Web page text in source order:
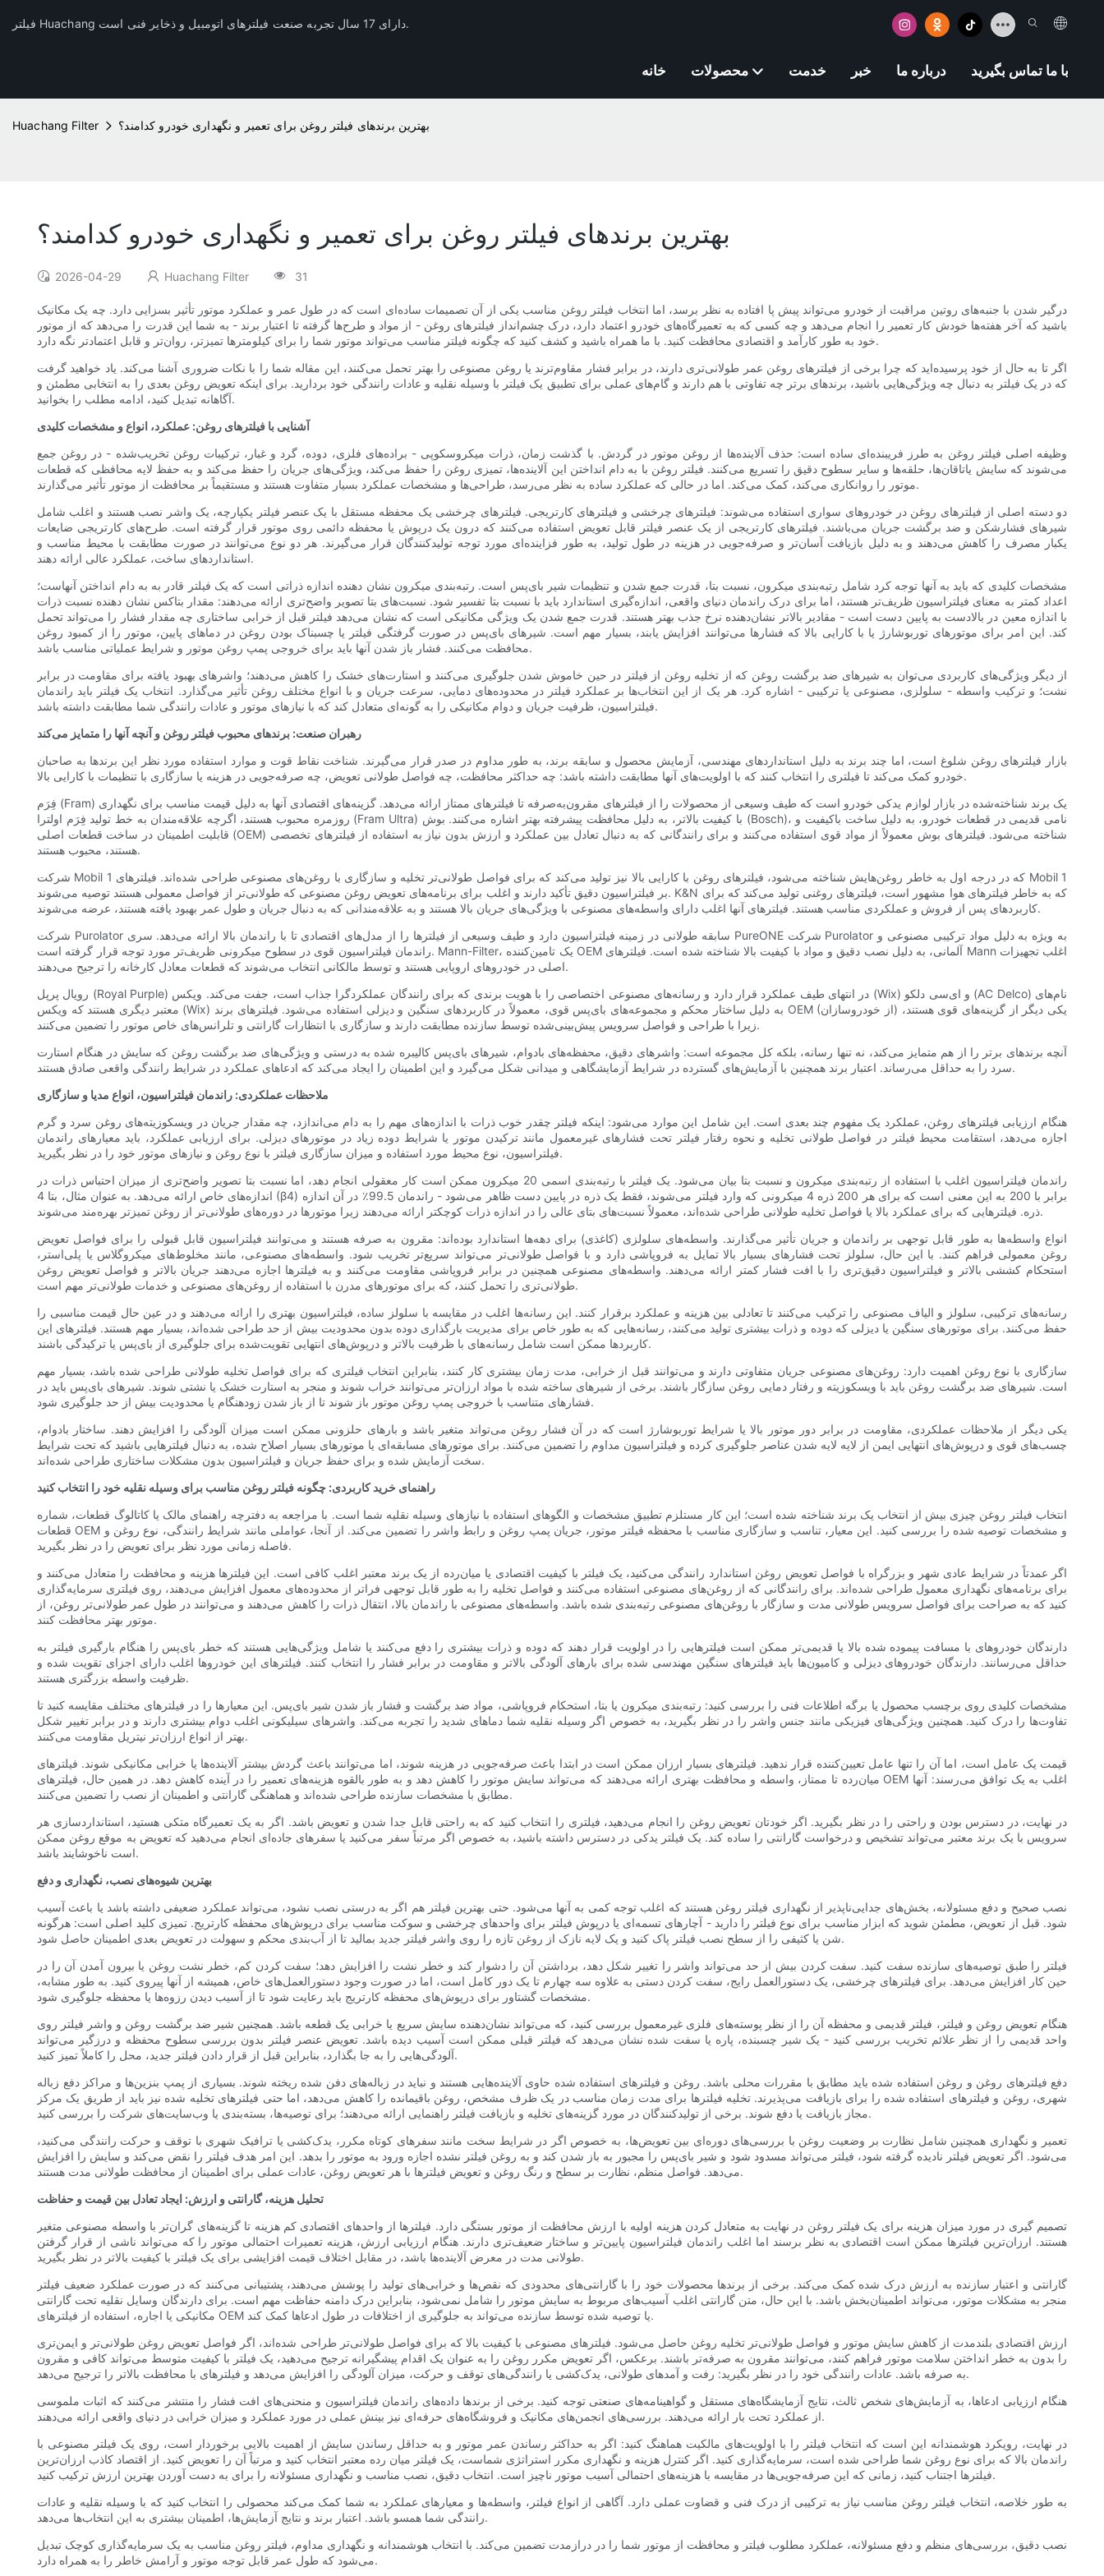
فیلتر Huachang دارای 17 سال تجربه صنعت فیلترهای اتومبیل و ذخایر فنی است.
خانه محصولات خدمت خبر درباره ما با ما تماس بگیرید
Huachang Filter بهترین برندهای فیلتر روغن برای تعمیر و نگهداری خودرو کدامند؟
بهترین برندهای فیلتر روغن برای تعمیر و نگهداری خودرو کدامند؟
2026-04-29 Huachang Filter 31
درگیر شدن با جنبه‌های روتین مراقبت از خودرو می‌تواند پیش پا افتاده به نظر برسد، اما انتخاب فیلتر روغن مناسب یکی از آن تصمیمات ساده‌ای است که در طول عمر و عملکرد موتور تأثیر بسزایی دارد. چه یک مکانیک
باشید که آخر هفته‌ها خودش کار تعمیر را انجام می‌دهد و چه کسی که به تعمیرگاه‌های خودرو اعتماد دارد، درک چشم‌انداز فیلترهای روغن - از مواد و طرح‌ها گرفته تا اعتبار برند - به شما این قدرت را می‌دهد که از موتور
خود به طور کارآمد و اقتصادی محافظت کنید. با ما همراه باشید و کشف کنید که چگونه فیلتر مناسب می‌تواند موتور شما را برای کیلومترها تمیزتر، روان‌تر و قابل اعتمادتر نگه دارد.
اگر تا به حال از خود پرسیده‌اید که چرا برخی از فیلترهای روغن عمر طولانی‌تری دارند، در برابر فشار مقاوم‌ترند یا روغن مصنوعی را بهتر تحمل می‌کنند، این مقاله شما را با نکات ضروری آشنا می‌کند. یاد خواهید گرفت
که در یک فیلتر به دنبال چه ویژگی‌هایی باشید، برندهای برتر چه تفاوتی با هم دارند و گام‌های عملی برای تطبیق یک فیلتر با وسیله نقلیه و عادات رانندگی خود بردارید. برای اینکه تعویض روغن بعدی را به انتخابی مطمئن و
آگاهانه تبدیل کنید، ادامه مطلب را بخوانید.
آشنایی با فیلترهای روغن: عملکرد، انواع و مشخصات کلیدی
وظیفه اصلی فیلتر روغن به طرز فریبنده‌ای ساده است: حذف آلاینده‌ها از روغن موتور در گردش. با گذشت زمان، ذرات میکروسکوپی - براده‌های فلزی، دوده، گرد و غبار، ترکیبات روغن تخریب‌شده - در روغن جمع
می‌شوند که سایش یاتاقان‌ها، حلقه‌ها و سایر سطوح دقیق را تسریع می‌کنند. فیلتر روغن با به دام انداختن این آلاینده‌ها، تمیزی روغن را حفظ می‌کند، ویژگی‌های جریان را حفظ می‌کند و به حفظ لایه محافظی که قطعات
موتور را روانکاری می‌کند، کمک می‌کند. اما در حالی که عملکرد ساده به نظر می‌رسد، طراحی‌ها و مشخصات عملکرد بسیار متفاوت هستند و مستقیماً بر محافظت از موتور تأثیر می‌گذارند.
دو دسته اصلی از فیلترهای روغن در خودروهای سواری استفاده می‌شوند: فیلترهای چرخشی و فیلترهای کارتریجی. فیلترهای چرخشی یک محفظه مستقل با یک عنصر فیلتر یکپارچه، یک واشر نصب هستند و اغلب شامل
شیرهای فشارشکن و ضد برگشت جریان می‌باشند. فیلترهای کارتریجی از یک عنصر فیلتر قابل تعویض استفاده می‌کنند که درون یک درپوش یا محفظه دائمی روی موتور قرار گرفته است. طرح‌های کارتریجی ضایعات
یکبار مصرف را کاهش می‌دهند و به دلیل بازیافت آسان‌تر و صرفه‌جویی در هزینه در طول تولید، به طور فزاینده‌ای مورد توجه تولیدکنندگان قرار می‌گیرند. هر دو نوع می‌توانند در صورت مطابقت با محیط مناسب و
استانداردهای ساخت، عملکرد عالی ارائه دهند.
مشخصات کلیدی که باید به آنها توجه کرد شامل رتبه‌بندی میکرون، نسبت بتا، قدرت جمع شدن و تنظیمات شیر ​​بای‌پس است. رتبه‌بندی میکرون نشان دهنده اندازه ذراتی است که یک فیلتر قادر به به دام انداختن آنهاست؛
اعداد کمتر به معنای فیلتراسیون ظریف‌تر هستند، اما برای درک راندمان دنیای واقعی، اندازه‌گیری استاندارد باید با نسبت بتا تفسیر شود. نسبت‌های بتا تصویر واضح‌تری ارائه می‌دهند: مقدار بتاکس نشان دهنده نسبت ذرات
با اندازه معین در بالادست به پایین دست است - مقادیر بالاتر نشان‌دهنده نرخ جذب بهتر هستند. قدرت جمع شدن یک ویژگی مکانیکی است که نشان می‌دهد فیلتر قبل از خرابی ساختاری چه مقدار فشار را می‌تواند تحمل
کند. این امر برای موتورهای توربوشارژ یا با کارایی بالا که فشارها می‌توانند افزایش یابند، بسیار مهم است. شیرهای بای‌پس در صورت گرفتگی فیلتر یا چسبناک بودن روغن در دماهای پایین، موتور را از کمبود روغن
محافظت می‌کنند. فشار باز شدن آنها باید برای خروجی پمپ روغن موتور و شرایط عملیاتی مناسب باشد.
از دیگر ویژگی‌های کاربردی می‌توان به شیرهای ضد برگشت روغن که از تخلیه روغن از فیلتر در حین خاموش شدن جلوگیری می‌کنند و استارت‌های خشک را کاهش می‌دهند؛ واشرهای بهبود یافته برای مقاومت در برابر
نشت؛ و ترکیب واسطه - سلولزی، مصنوعی یا ترکیبی - اشاره کرد. هر یک از این انتخاب‌ها بر عملکرد فیلتر در محدوده‌های دمایی، سرعت جریان و با انواع مختلف روغن تأثیر می‌گذارد. انتخاب یک فیلتر باید راندمان
فیلتراسیون، ظرفیت جریان و دوام مکانیکی را به گونه‌ای متعادل کند که با نیازهای موتور و عادات رانندگی شما مطابقت داشته باشد.
رهبران صنعت: برندهای محبوب فیلتر روغن و آنچه آنها را متمایز می‌کند
بازار فیلترهای روغن شلوغ است، اما چند برند به دلیل استانداردهای مهندسی، آزمایش محصول و سابقه برند، به طور مداوم در صدر قرار می‌گیرند. شناخت نقاط قوت و موارد استفاده مورد نظر این برندها به صاحبان
خودرو کمک می‌کند تا فیلتری را انتخاب کنند که با اولویت‌های آنها مطابقت داشته باشد: چه حداکثر محافظت، چه فواصل طولانی تعویض، چه صرفه‌جویی در هزینه یا سازگاری با تنظیمات با کارایی بالا.
فِرَم (Fram) یک برند شناخته‌شده در بازار لوازم یدکی خودرو است که طیف وسیعی از محصولات را از فیلترهای مقرون‌به‌صرفه تا فیلترهای ممتاز ارائه می‌دهد. گزینه‌های اقتصادی آنها به دلیل قیمت مناسب برای نگهداری
روزمره محبوب هستند، اگرچه علاقه‌مندان به خط تولید فِرَم اولترا (Fram Ultra) با کیفیت بالاتر، به دلیل محافظت پیشرفته بهتر اشاره می‌کنند. بوش (Bosch)، نامی قدیمی در قطعات خودرو، به دلیل ساخت باکیفیت و
قابلیت اطمینان در ساخت قطعات اصلی (OEM) شناخته می‌شود. فیلترهای بوش معمولاً از مواد قوی استفاده می‌کنند و برای رانندگانی که به دنبال تعادل بین عملکرد و ارزش بدون نیاز به استفاده از فیلترهای تخصصی
هستند، محبوب هستند.
شرکت Mobil 1 که در درجه اول به خاطر روغن‌هایش شناخته می‌شود، فیلترهای روغن با کارایی بالا نیز تولید می‌کند که برای فواصل طولانی‌تر تخلیه و سازگاری با روغن‌های مصنوعی طراحی شده‌اند. فیلترهای Mobil 1
بر فیلتراسیون دقیق تأکید دارند و اغلب برای برنامه‌های تعویض روغن مصنوعی که طولانی‌تر از فواصل معمولی هستند توصیه می‌شوند. K&N که به خاطر فیلترهای هوا مشهور است، فیلترهای روغنی تولید می‌کند که برای
کاربردهای پس از فروش و عملکردی مناسب هستند. فیلترهای آنها اغلب دارای واسطه‌های مصنوعی با ویژگی‌های جریان بالا هستند و به علاقه‌مندانی که به دنبال جریان و طول عمر بهبود یافته هستند، عرضه می‌شوند.
شرکت Purolator سابقه طولانی در زمینه فیلتراسیون دارد و طیف وسیعی از فیلترها را از مدل‌های اقتصادی تا با راندمان بالا ارائه می‌دهد. سری PureONE شرکت Purolator به ویژه به دلیل مواد ترکیبی مصنوعی و
راندمان فیلتراسیون قوی در سطوح میکرونی ظریف‌تر مورد توجه قرار گرفته است. Mann-Filter، یک تامین‌کننده OEM آلمانی، به دلیل نصب دقیق و مواد با کیفیت بالا شناخته شده است. فیلترهای Mann اغلب تجهیزات
اصلی در خودروهای اروپایی هستند و توسط مالکانی انتخاب می‌شوند که قطعات معادل کارخانه را ترجیح می‌دهند.
رویال پرپل (Royal Purple) در انتهای طیف عملکرد قرار دارد و رسانه‌های مصنوعی اختصاصی را با هویت برندی که برای رانندگان عملکردگرا جذاب است، جفت می‌کند. ویکس (Wix) و ای‌سی دلکو (AC Delco) نام‌های
معتبر دیگری هستند که ویکس (Wix) به دلیل ساختار محکم و مجموعه‌های بای‌پس قوی، معمولاً در کاربردهای سنگین و دیزلی استفاده می‌شود. فیلترهای برند OEM (از خودروسازان) یکی دیگر از گزینه‌های قوی هستند،
زیرا با طراحی و فواصل سرویس پیش‌بینی‌شده توسط سازنده مطابقت دارند و سازگاری با انتظارات گارانتی و تلرانس‌های خاص موتور را تضمین می‌کنند.
آنچه برندهای برتر را از هم متمایز می‌کند، نه تنها رسانه، بلکه کل مجموعه است: واشرهای دقیق، محفظه‌های بادوام، شیرهای بای‌پس کالیبره شده به درستی و ویژگی‌های ضد برگشت روغن که سایش در هنگام استارت
سرد را به حداقل می‌رساند. اعتبار برند همچنین با آزمایش‌های گسترده در شرایط آزمایشگاهی و میدانی شکل می‌گیرد و این اطمینان را ایجاد می‌کند که ادعاهای عملکرد در شرایط رانندگی واقعی صادق هستند.
ملاحظات عملکردی: راندمان فیلتراسیون، انواع مدیا و سازگاری
هنگام ارزیابی فیلترهای روغن، عملکرد یک مفهوم چند بعدی است. این شامل این موارد می‌شود: اینکه فیلتر چقدر خوب ذرات با اندازه‌های مهم را به دام می‌اندازد، چه مقدار جریان در ویسکوزیته‌های روغن سرد و گرم
اجازه می‌دهد، استقامت محیط فیلتر در فواصل طولانی تخلیه و نحوه رفتار فیلتر تحت فشارهای غیرمعمول مانند ترکیدن موتور یا شرایط دوده زیاد در موتورهای دیزلی. برای ارزیابی عملکرد، باید معیارهای راندمان
فیلتراسیون، نوع محیط مورد استفاده و میزان سازگاری فیلتر با نوع روغن و نیازهای موتور خود را در نظر بگیرید.
راندمان فیلتراسیون اغلب با استفاده از رتبه‌بندی میکرون و نسبت بتا بیان می‌شود. یک فیلتر با رتبه‌بندی اسمی 20 میکرون ممکن است کار معقولی انجام دهد، اما نسبت بتا تصویر واضح‌تری از میزان احتباس ذرات در
اندازه‌های خاص ارائه می‌دهد. به عنوان مثال، بتا 4 (β4) برابر با 200 به این معنی است که برای هر 200 ذره 4 میکرونی که وارد فیلتر می‌شوند، فقط یک ذره در پایین دست ظاهر می‌شود - راندمان 99.5٪ در آن اندازه
ذره. فیلترهایی که برای عملکرد بالا یا فواصل تخلیه طولانی طراحی شده‌اند، معمولاً نسبت‌های بتای عالی را در اندازه ذرات کوچکتر ارائه می‌دهند زیرا موتورها در دوره‌های طولانی‌تر از روغن تمیزتر بهره‌مند می‌شوند.
انواع واسطه‌ها به طور قابل توجهی بر راندمان و جریان تأثیر می‌گذارند. واسطه‌های سلولزی (کاغذی) برای دهه‌ها استاندارد بوده‌اند: مقرون به صرفه هستند و می‌توانند فیلتراسیون قابل قبولی را برای فواصل تعویض
روغن معمولی فراهم کنند. با این حال، سلولز تحت فشارهای بسیار بالا تمایل به فروپاشی دارد و با فواصل طولانی‌تر می‌تواند سریع‌تر تخریب شود. واسطه‌های مصنوعی، مانند مخلوط‌های میکروگلاس یا پلی‌استر،
استحکام کششی بالاتر و فیلتراسیون دقیق‌تری را با افت فشار کمتر ارائه می‌دهند. واسطه‌های مصنوعی همچنین در برابر فروپاشی مقاومت می‌کنند و به فیلترها اجازه می‌دهند جریان بالاتر و فواصل تعویض روغن
طولانی‌تری را تحمل کنند، که برای موتورهای مدرن با استفاده از روغن‌های مصنوعی و خدمات طولانی‌تر مهم است.
رسانه‌های ترکیبی، سلولز و الیاف مصنوعی را ترکیب می‌کنند تا تعادلی بین هزینه و عملکرد برقرار کنند. این رسانه‌ها اغلب در مقایسه با سلولز ساده، فیلتراسیون بهتری را ارائه می‌دهند و در عین حال قیمت مناسبی را
حفظ می‌کنند. برای موتورهای سنگین یا دیزلی که دوده و ذرات بیشتری تولید می‌کنند، رسانه‌هایی که به طور خاص برای مدیریت بارگذاری دوده بدون محدودیت بیش از حد طراحی شده‌اند، بسیار مهم هستند. فیلترهای این
کاربردها ممکن است شامل رسانه‌های با ظرفیت بالاتر و درپوش‌های انتهایی تقویت‌شده برای جلوگیری از بای‌پس یا ترکیدگی باشند.
سازگاری با نوع روغن اهمیت دارد: روغن‌های مصنوعی جریان متفاوتی دارند و می‌توانند قبل از خرابی، مدت زمان بیشتری کار کنند، بنابراین انتخاب فیلتری که برای فواصل تخلیه طولانی طراحی شده باشد، بسیار مهم
است. شیرهای ضد برگشت روغن باید با ویسکوزیته و رفتار دمایی روغن سازگار باشند. برخی از شیرهای ساخته شده با مواد ارزان‌تر می‌توانند خراب شوند و منجر به استارت خشک یا نشتی شوند. شیرهای بای‌پس باید در
فشارهای متناسب با خروجی پمپ روغن موتور باز شوند تا از باز شدن زودهنگام یا محدودیت بیش از حد جلوگیری شود.
یکی دیگر از ملاحظات عملکردی، مقاومت در برابر دور موتور بالا یا شرایط توربوشارژ است که در آن فشار روغن می‌تواند متغیر باشد و بارهای حلزونی ممکن است میزان آلودگی را افزایش دهند. ساختار بادوام،
چسب‌های قوی و درپوش‌های انتهایی ایمن از لایه لایه شدن عناصر جلوگیری کرده و فیلتراسیون مداوم را تضمین می‌کنند. برای موتورهای مسابقه‌ای یا موتورهای بسیار اصلاح شده، به دنبال فیلترهایی باشید که تحت شرایط
سخت آزمایش شده و برای حفظ جریان و فیلتراسیون بدون مشکلات ساختاری طراحی شده‌اند.
راهنمای خرید کاربردی: چگونه فیلتر روغن مناسب برای وسیله نقلیه خود را انتخاب کنید
انتخاب فیلتر روغن چیزی بیش از انتخاب یک برند شناخته شده است؛ این کار مستلزم تطبیق مشخصات و الگوهای استفاده با نیازهای وسیله نقلیه شما است. با مراجعه به دفترچه راهنمای مالک یا کاتالوگ قطعات، شماره
قطعات OEM و مشخصات توصیه شده را بررسی کنید. این معیار، تناسب و سازگاری مناسب با محفظه فیلتر موتور، جریان پمپ روغن و رابط واشر را تضمین می‌کند. از آنجا، عواملی مانند شرایط رانندگی، نوع روغن و
فاصله زمانی مورد نظر برای تعویض را در نظر بگیرید.
اگر عمدتاً در شرایط عادی شهر و بزرگراه با فواصل تعویض روغن استاندارد رانندگی می‌کنید، یک فیلتر با کیفیت اقتصادی یا میان‌رده از یک برند معتبر اغلب کافی است. این فیلترها هزینه و محافظت را متعادل می‌کنند و
برای برنامه‌های نگهداری معمول طراحی شده‌اند. برای رانندگانی که از روغن‌های مصنوعی استفاده می‌کنند و فواصل تخلیه را به طور قابل توجهی فراتر از محدوده‌های معمول افزایش می‌دهند، روی فیلتری سرمایه‌گذاری
کنید که به صراحت برای فواصل سرویس طولانی مدت و سازگار با روغن‌های مصنوعی رتبه‌بندی شده باشد. واسطه‌های مصنوعی با راندمان بالا، انتقال ذرات را کاهش می‌دهند و می‌توانند در طول عمر طولانی‌تر روغن، از
موتور بهتر محافظت کنند.
دارندگان خودروهای با مسافت پیموده شده بالا یا قدیمی‌تر ممکن است فیلترهایی را در اولویت قرار دهند که دوده و ذرات بیشتری را دفع می‌کنند یا شامل ویژگی‌هایی هستند که خطر بای‌پس را هنگام بارگیری فیلتر به
حداقل می‌رسانند. دارندگان خودروهای دیزلی و کامیون‌ها باید فیلترهای سنگین مهندسی شده برای بارهای آلودگی بالاتر و مقاومت در برابر فشار را انتخاب کنند. فیلترهای این خودروها اغلب دارای اجزای تقویت شده و
ظرفیت واسطه بزرگتری هستند.
مشخصات کلیدی روی برچسب محصول یا برگه اطلاعات فنی را بررسی کنید: رتبه‌بندی میکرون یا بتا، استحکام فروپاشی، مواد ضد برگشت و فشار باز شدن شیر بای‌پس. این معیارها را در فیلترهای مختلف مقایسه کنید تا
تفاوت‌ها را درک کنید. همچنین ویژگی‌های فیزیکی مانند جنس واشر را در نظر بگیرید، به خصوص اگر وسیله نقلیه شما دماهای شدید را تجربه می‌کند. واشرهای سیلیکونی اغلب دوام بیشتری دارند و در برابر تغییر شکل
بهتر از انواع ارزان‌تر نیتریل مقاومت می‌کنند.
قیمت یک عامل است، اما آن را تنها عامل تعیین‌کننده قرار ندهید. فیلترهای بسیار ارزان ممکن است در ابتدا باعث صرفه‌جویی در هزینه شوند، اما می‌توانند باعث گردش بیشتر آلاینده‌ها یا خرابی مکانیکی شوند. فیلترهای
میان‌رده تا ممتاز، واسطه و محافظت بهتری ارائه می‌دهند که می‌تواند سایش موتور را کاهش دهد و به طور بالقوه هزینه‌های تعمیر را در آینده کاهش دهد. در همین حال، فیلترهای OEM اغلب به یک توافق می‌رسند: آنها
مطابق با مشخصات سازنده طراحی شده‌اند و هماهنگی گارانتی و اطمینان از نصب را تضمین می‌کنند.
در نهایت، در دسترس بودن و راحتی را در نظر بگیرید. اگر خودتان تعویض روغن را انجام می‌دهید، فیلتری را انتخاب کنید که به راحتی قابل جدا شدن و تعویض باشد. اگر به یک تعمیرگاه متکی هستید، استانداردسازی هر
سرویس با یک برند معتبر می‌تواند تشخیص و درخواست گارانتی را ساده کند. یک فیلتر یدکی در دسترس داشته باشید، به خصوص اگر مرتباً سفر می‌کنید یا سفرهای جاده‌ای انجام می‌دهید که تعویض به موقع روغن ممکن
است ناخوشایند باشد.
بهترین شیوه‌های نصب، نگهداری و دفع
نصب صحیح و دفع مسئولانه، بخش‌های جدایی‌ناپذیر از نگهداری فیلتر روغن هستند که اغلب توجه کمی به آنها می‌شود. حتی بهترین فیلتر هم اگر به درستی نصب نشود، می‌تواند عملکرد ضعیفی داشته باشد یا باعث آسیب
شود. قبل از تعویض، مطمئن شوید که ابزار مناسب برای نوع فیلتر را دارید - آچارهای تسمه‌ای یا درپوش فیلتر برای واحدهای چرخشی و سوکت مناسب برای درپوش‌های محفظه کارتریج. تمیزی کلید اصلی است: هرگونه
شن یا کثیفی را از سطح نصب فیلتر پاک کنید و یک لایه نازک از روغن تازه را روی واشر فیلتر جدید بمالید تا از آب‌بندی محکم و سهولت در تعویض بعدی اطمینان حاصل شود.
فیلتر را طبق توصیه‌های سازنده سفت کنید. سفت کردن بیش از حد می‌تواند واشر را تغییر شکل دهد، برداشتن آن را دشوار کند و خطر نشت را افزایش دهد؛ سفت کردن کم، خطر نشت روغن یا بیرون آمدن آن را در
حین کار افزایش می‌دهد. برای فیلترهای چرخشی، یک دستورالعمل رایج، سفت کردن دستی به علاوه سه چهارم تا یک دور کامل است، اما در صورت وجود دستورالعمل‌های خاص، همیشه از آنها پیروی کنید. به طور مشابه،
مشخصات گشتاور برای درپوش‌های محفظه کارتریج باید رعایت شود تا از آسیب دیدن رزوه‌ها یا محفظه جلوگیری شود.
هنگام تعویض روغن و فیلتر، فیلتر قدیمی و محفظه آن را از نظر پوسته‌های فلزی غیرمعمول بررسی کنید، که می‌تواند نشان‌دهنده سایش سریع یا خرابی یک قطعه باشد. همچنین شیر ضد برگشت روغن و واشر فیلتر روی
واحد قدیمی را از نظر علائم تخریب بررسی کنید - یک شیر چسبنده، پاره یا سفت شده نشان می‌دهد که فیلتر قبلی ممکن است آسیب دیده باشد. تعویض عنصر فیلتر بدون بررسی سطوح محفظه و درزگیر می‌تواند
آلودگی‌هایی را به جا بگذارد، بنابراین قبل از قرار دادن فیلتر جدید، محل را کاملاً تمیز کنید.
دفع فیلترهای روغن و روغن استفاده شده باید مطابق با مقررات محلی باشد. روغن و فیلترهای استفاده شده حاوی آلاینده‌هایی هستند و نباید در زباله‌های دفن شده ریخته شوند. بسیاری از پمپ بنزین‌ها و مراکز دفع زباله
شهری، روغن و فیلترهای استفاده شده را برای بازیافت می‌پذیرند. تخلیه فیلترها برای مدت زمان مناسب در یک ظرف مشخص، روغن باقیمانده را کاهش می‌دهد، اما حتی فیلترهای تخلیه شده نیز باید از طریق یک مرکز
مجاز بازیافت یا دفع شوند. برخی از تولیدکنندگان در مورد گزینه‌های تخلیه و بازیافت فیلتر راهنمایی ارائه می‌دهند؛ برای توصیه‌ها، بسته‌بندی یا وب‌سایت‌های شرکت را بررسی کنید.
تعمیر و نگهداری همچنین شامل نظارت بر وضعیت روغن با بررسی‌های دوره‌ای بین تعویض‌ها، به خصوص اگر در شرایط سخت مانند سفرهای کوتاه مکرر، یدک‌کشی یا ترافیک شهری با توقف و حرکت رانندگی می‌کنید،
می‌شود. اگر تعویض فیلتر نادیده گرفته شود، فیلتر می‌تواند مسدود شود و شیر بای‌پس را مجبور به باز شدن کند و به روغن فیلتر نشده اجازه ورود به موتور را بدهد. این امر هدف فیلتر را نقض می‌کند و سایش را افزایش
می‌دهد. فواصل منظم، نظارت بر سطح و رنگ روغن و تعویض فیلترها با هر تعویض روغن، عادات عملی برای اطمینان از محافظت طولانی مدت هستند.
تحلیل هزینه، گارانتی و ارزش: ایجاد تعادل بین قیمت و حفاظت
تصمیم گیری در مورد میزان هزینه برای یک فیلتر روغن در نهایت به متعادل کردن هزینه اولیه با ارزش محافظت از موتور بستگی دارد. فیلترها از واحدهای اقتصادی کم هزینه تا گزینه‌های گران‌تر با واسطه مصنوعی متغیر
هستند. ارزان‌ترین فیلترها ممکن است اقتصادی به نظر برسند اما اغلب راندمان فیلتراسیون پایین‌تر و ساختار ضعیف‌تری دارند. هنگام ارزیابی ارزش، هزینه تعمیرات احتمالی موتور را که می‌تواند ناشی از قرار گرفتن
طولانی مدت در معرض آلاینده‌ها باشد، در مقابل اختلاف قیمت افزایشی برای یک فیلتر با کیفیت بالاتر در نظر بگیرید.
گارانتی و اعتبار سازنده به ارزش درک شده کمک می‌کند. برخی از برندها محصولات خود را با گارانتی‌های محدودی که نقص‌ها و خرابی‌های تولید را پوشش می‌دهند، پشتیبانی می‌کنند که در صورت عملکرد ضعیف فیلتر
منجر به مشکلات موتور، می‌تواند اطمینان‌بخش باشد. با این حال، متن گارانتی اغلب آسیب‌های مربوط به سایش موتور را شامل نمی‌شود، بنابراین درک دامنه حفاظت مهم است. برای دارندگان وسایل نقلیه تحت گارانتی
مکانیکی یا اجاره، استفاده از فیلترهای OEM یا توصیه شده توسط سازنده می‌تواند به جلوگیری از اختلافات در طول ادعاها کمک کند.
ارزش اقتصادی بلندمدت از کاهش سایش موتور و فواصل طولانی‌تر تخلیه روغن حاصل می‌شود. فیلترهای مصنوعی با کیفیت بالا که برای فواصل طولانی‌تر طراحی شده‌اند، اگر فواصل تعویض روغن طولانی‌تر و ایمن‌تری
را بدون به خطر انداختن سلامت موتور فراهم کنند، می‌توانند مقرون به صرفه‌تر باشند. برعکس، اگر تعویض مکرر روغن را به عنوان یک اقدام پیشگیرانه ترجیح می‌دهید، یک فیلتر با کیفیت متوسط ​​می‌تواند کافی و مقرون
به صرفه باشد. عادات رانندگی خود را در نظر بگیرید: رفت و آمدهای طولانی، یدک‌کشی یا رانندگی‌های توقف و حرکت، میزان آلودگی را افزایش می‌دهد و فیلترهای با محافظت بالاتر را ترجیح می‌دهد.
هنگام ارزیابی ادعاها، به آزمایش‌های شخص ثالث، نتایج آزمایشگاه‌های مستقل و گواهینامه‌های صنعتی توجه کنید. برخی از برندها داده‌های راندمان فیلتراسیون و منحنی‌های افت فشار را منتشر می‌کنند که اثبات ملموسی
از عملکرد تحت بار ارائه می‌دهند. بررسی‌های انجمن‌های مکانیک و فروشگاه‌های حرفه‌ای نیز بینش عملی در مورد عملکرد و میزان خرابی در دنیای واقعی ارائه می‌دهند.
در نهایت، رویکرد هوشمندانه این است که انتخاب فیلتر را با اولویت‌های مالکیت هماهنگ کنید: اگر به حداکثر رساندن عمر موتور و به حداقل رساندن سایش از اهمیت بالایی برخوردار است، روی یک فیلتر مصنوعی با
راندمان بالا که برای نوع روغن شما طراحی شده است، سرمایه‌گذاری کنید. اگر کنترل هزینه و نگهداری مکرر استراتژی شماست، یک فیلتر میان رده معتبر انتخاب کنید و مرتباً آن را تعویض کنید. از اقتصاد کاذب ارزان‌ترین
فیلترها اجتناب کنید، زمانی که این صرفه‌جویی‌ها در مقایسه با هزینه‌های احتمالی آسیب موتور ناچیز است. انتخاب دقیق، نصب مناسب و نگهداری مسئولانه را برای به دست آوردن بهترین ارزش ترکیب کنید.
به طور خلاصه، انتخاب فیلتر روغن مناسب نیاز به ترکیبی از درک فنی و قضاوت عملی دارد. آگاهی از انواع فیلتر، واسطه‌ها و معیارهای عملکرد به شما کمک می‌کند محصولی را انتخاب کنید که با وسیله نقلیه و عادات
رانندگی شما همسو باشد. اعتبار برند و نتایج آزمایش‌ها، اطمینان بیشتری به این انتخاب‌ها می‌دهد.
نصب دقیق، بررسی‌های منظم و دفع مسئولانه، عملکرد مطلوب فیلتر و محافظت از موتور شما را در درازمدت تضمین می‌کند. با انتخاب هوشمندانه و نگهداری مداوم، فیلتر روغن مناسب به یک سرمایه‌گذاری کوچک تبدیل
می‌شود که طول عمر قابل توجه موتور و آرامش خاطر را به همراه دارد.